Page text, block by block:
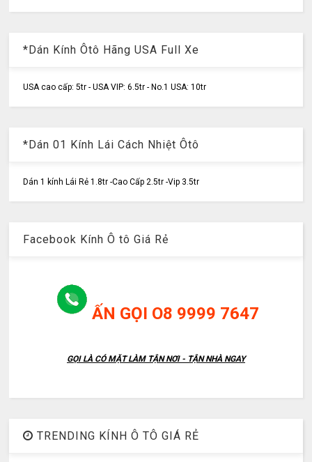
*Dán Kính Ôtô Hãng USA Full Xe
USA cao cấp: 5tr - USA VIP: 6.5tr - No.1 USA: 10tr
*Dán 01 Kính Lái Cách Nhiệt Ôtô
Dán 1 kính Lái Rẻ 1.8tr -Cao Cấp 2.5tr -Vip 3.5tr
Facebook Kính Ô tô Giá Rẻ
ẤN GỌI O8 9999 7647
GỌI LÀ CÓ MẶT LÀM TẬN NƠI - TẬN NHÀ NGAY
TRENDING KÍNH Ô TÔ GIÁ RẺ